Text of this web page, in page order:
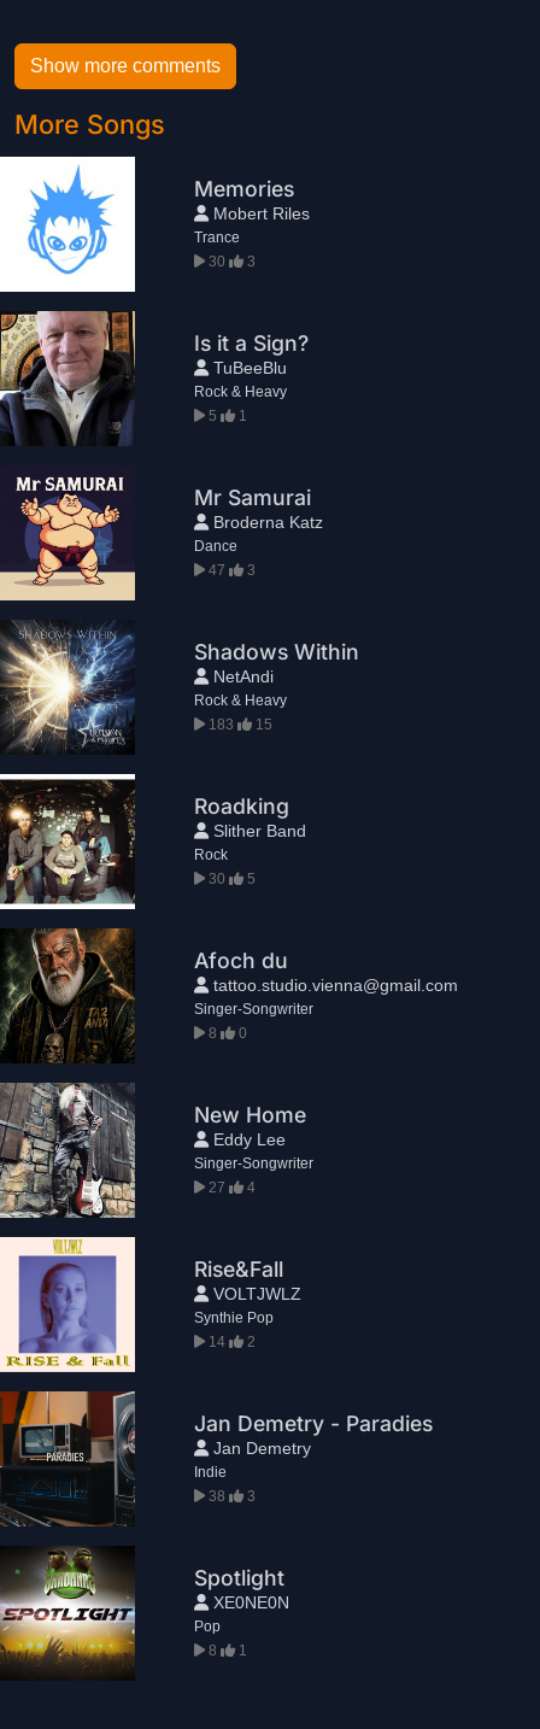
Show more comments
More Songs
Memories
Mobert Riles
Trance
30
3
Is it a Sign?
TuBeeBlu
Rock & Heavy
5
1
Mr Samurai
Broderna Katz
Dance
47
3
Shadows Within
NetAndi
Rock & Heavy
183
15
Roadking
Slither Band
Rock
30
5
Afoch du
tattoo.studio.vienna@gmail.com
Singer-Songwriter
8
0
New Home
Eddy Lee
Singer-Songwriter
27
4
Rise&Fall
VOLTJWLZ
Synthie Pop
14
2
Jan Demetry - Paradies
Jan Demetry
Indie
38
3
Spotlight
XE0NE0N
Pop
8
1